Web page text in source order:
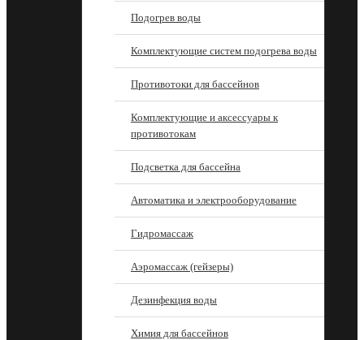
Подогрев воды
Комплектующие систем подогрева воды
Противотоки для бассейнов
Комплектующие и аксессуары к
противотокам
Подсветка для бассейна
Автоматика и электрооборудование
Гидромассаж
Аэромассаж (гейзеры)
Дезинфекция воды
Химия для бассейнов